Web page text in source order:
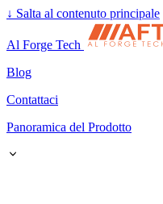
↓ Salta al contenuto principale
Al Forge Tech
Blog
Contattaci
Panoramica del Prodotto